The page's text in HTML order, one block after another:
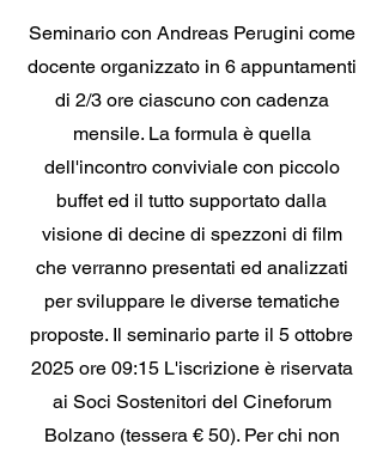
Seminario con Andreas Perugini come
docente organizzato in 6 appuntamenti
di 2/3 ore ciascuno con cadenza
mensile. La formula è quella
dell'incontro conviviale con piccolo
buffet ed il tutto supportato dalla
visione di decine di spezzoni di film
che verranno presentati ed analizzati
per sviluppare le diverse tematiche
proposte. Il seminario parte il 5 ottobre
2025 ore 09:15 L'iscrizione è riservata
ai Soci Sostenitori del Cineforum
Bolzano (tessera € 50). Per chi non